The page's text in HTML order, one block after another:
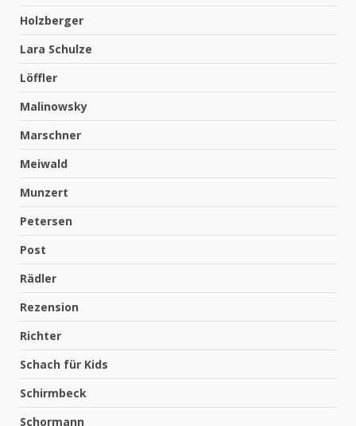
Holzberger
Lara Schulze
Löffler
Malinowsky
Marschner
Meiwald
Munzert
Petersen
Post
Rädler
Rezension
Richter
Schach für Kids
Schirmbeck
Schormann